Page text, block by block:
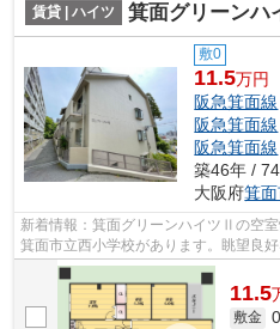
賃貸 | ハイツ 箕面グリーンハ
敷0
11.5万円
阪急箕面線
阪急箕面線
阪急箕面線
築46年 /
大阪府箕
新着情報：箕面グリーンハイツⅡの空
箕面市立西小学校があります。眺望良
た設計の内装を持つデザイナーズ。でき...
11.5
敷金